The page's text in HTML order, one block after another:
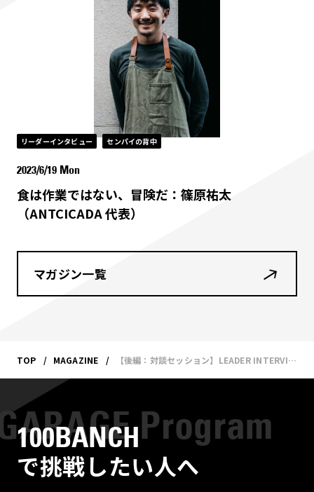
リーダーインタビュー センパイの背中
2023/6/19 Mon
食は作業ではない、冒険だ：篠原祐太
（ANTCICADA 代表）
マガジン一覧
TOP MAGAZINE 【後編：対談セッション】LEADER INTERVIEW NODOKA 洪 秀日×楠本修二郎
100BANCH
で挑戦したい人へ